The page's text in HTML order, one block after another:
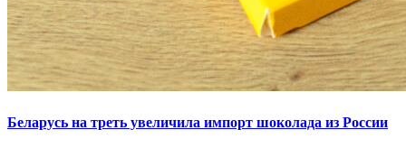
Беларусь на треть увеличила импорт шоколада из России